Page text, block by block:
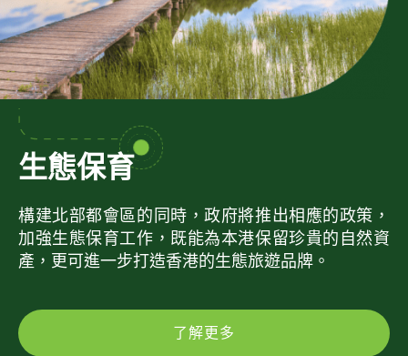
生態保育
構建北部都會區的同時，政府將推出相應的政策，
加強生態保育工作，既能為本港保留珍貴的自然資
產，更可進一步打造香港的生態旅遊品牌。
了解更多